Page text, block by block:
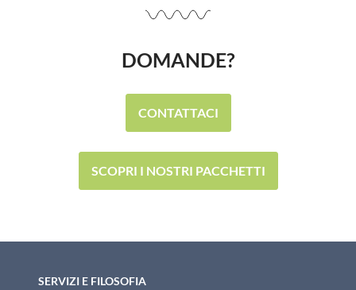
DOMANDE?
CONTATTACI
SCOPRI I NOSTRI PACCHETTI
SERVIZI E FILOSOFIA